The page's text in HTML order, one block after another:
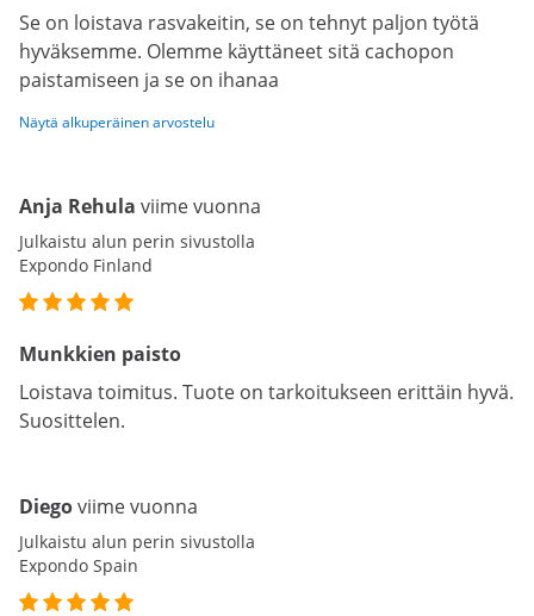
Se on loistava rasvakeitin, se on tehnyt paljon työtä
hyväksemme. Olemme käyttäneet sitä cachopon
paistamiseen ja se on ihanaa
Näytä alkuperäinen arvostelu
Anja Rehula viime vuonna
Julkaistu alun perin sivustolla
Expondo Finland
Munkkien paisto
Loistava toimitus. Tuote on tarkoitukseen erittäin hyvä.
Suosittelen.
Diegoviime vuonna
Julkaistu alun perin sivustolla
Expondo Spain